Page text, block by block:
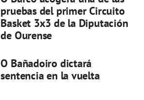
pruebas del primer Circuito
Basket 3x3 de la Diputación
de Ourense
O Bañadoiro dictará
sentencia en la vuelta